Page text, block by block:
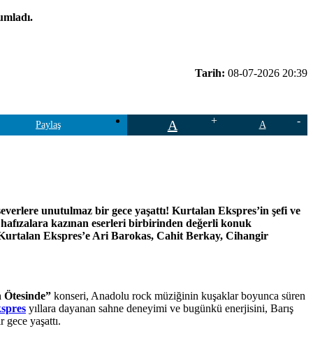
Tarih: 08-07-2026 20:39
Paylaş A A
unutulmaz bir gece yaşattı! Kurtalan Ekspres’in şefi ve
kazınan eserleri birbirinden değerli konuk
Ekspres’e Ari Barokas, Cahit Berkay, Cihangir
Ötesinde” konseri, Anadolu rock müziğinin kuşaklar boyunca süren
yıllara dayanan sahne deneyimi ve bugünkü enerjisini, Barış
yaşattı.